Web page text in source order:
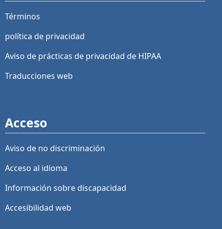
Términos
política de privacidad
Aviso de prácticas de privacidad de HIPAA
Traducciones web
Acceso
Aviso de no discriminación
Acceso al idioma
Información sobre discapacidad
Accesibilidad web